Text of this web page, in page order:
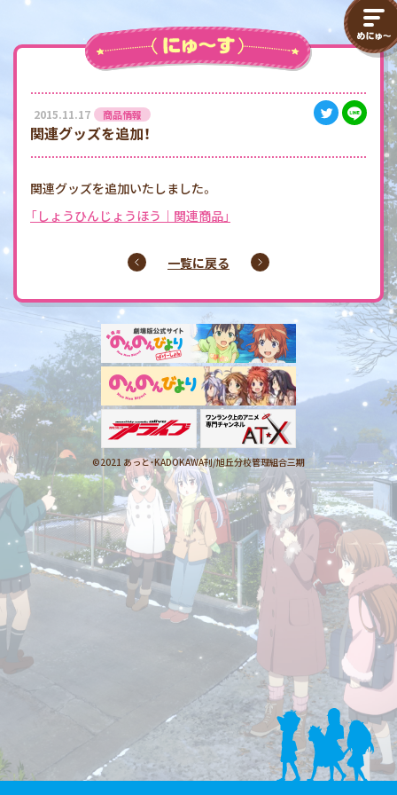
2015.11.17 商品情報
関連グッズを追加！
関連グッズを追加いたしました。
「しょうひんじょうほう｜関連商品」
一覧に戻る
©2021 あっと・KADOKAWA刊/旭丘分校管理組合三期